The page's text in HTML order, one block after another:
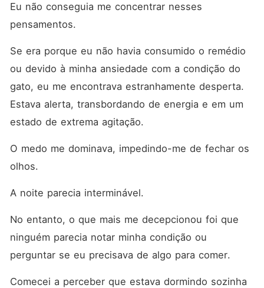
Eu não conseguia me concentrar nesses
pensamentos.
Se era porque eu não havia consumido o remédio
ou devido à minha ansiedade com a condição do
gato, eu me encontrava estranhamente desperta.
Estava alerta, transbordando de energia e em um
estado de extrema agitação.
O medo me dominava, impedindo-me de fechar os
olhos.
A noite parecia interminável.
No entanto, o que mais me decepcionou foi que
ninguém parecia notar minha condição ou
perguntar se eu precisava de algo para comer.
Comecei a perceber que estava dormindo sozinha